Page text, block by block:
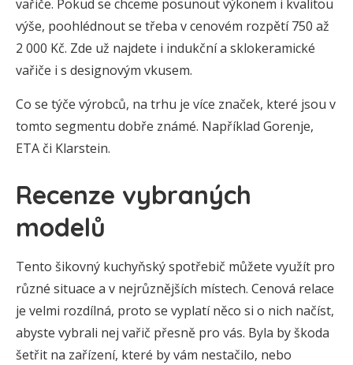
vařiče. Pokud se chceme posunout výkonem i kvalitou
výše, poohlédnout se třeba v cenovém rozpětí 750 až
2 000 Kč. Zde už najdete i indukční a sklokeramické
vařiče i s designovým vkusem.
Co se týče výrobců, na trhu je více značek, které jsou v
tomto segmentu dobře známé. Například Gorenje,
ETA či Klarstein.
Recenze vybraných
modelů
Tento šikovný kuchyňský spotřebič můžete využít pro
různé situace a v nejrůznějších místech. Cenová relace
je velmi rozdílná, proto se vyplatí něco si o nich načíst,
abyste vybrali nej vařič přesně pro vás. Byla by škoda
šetřit na zařízení, které by vám nestačilo, nebo